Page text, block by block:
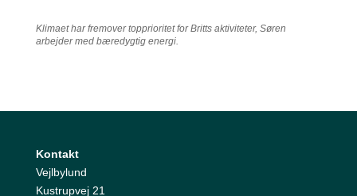
Klimaet har fremover topprioritet for Britts aktiviteter, Søren
arbejder med bæredygtig energi.
Kontakt
Vejlbylund
Kustrupvej 21